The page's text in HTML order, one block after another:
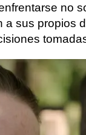
no
sus propios